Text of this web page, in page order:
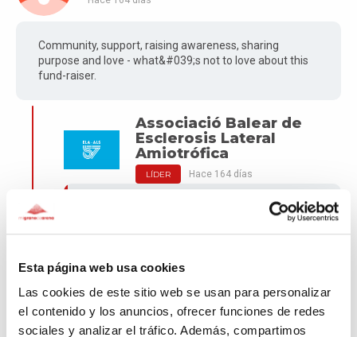
Esta página web usa cookies
Las cookies de este sitio web se usan para personalizar
el contenido y los anuncios, ofrecer funciones de redes
sociales y analizar el tráfico. Además, compartimos
Community, support, raising awareness, sharing
purpose and love - what&#039;s not to love about this
fund-raiser.
Associació Balear de
Esclerosis Lateral
Amiotrófica
LÍDER Hace 164 días